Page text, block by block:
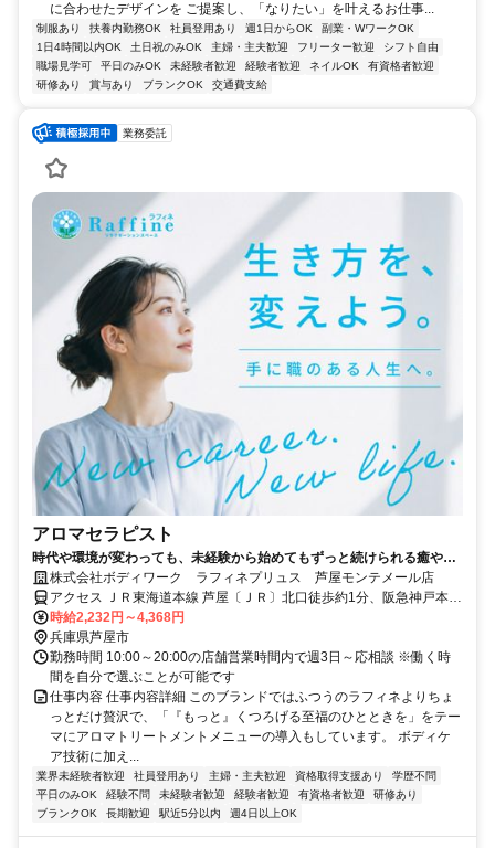
に合わせたデザインを ご提案し、「なりたい」を叶えるお仕事...
制服あり 扶養内勤務OK 社員登用あり 週1日からOK
副業・WワークOK
1日4時間以内OK
土日祝のみOK 主婦・主夫歓迎 フリーター歓迎
シフト自由
職場見学可
平日のみOK 未経験者歓迎 経験者歓迎 ネイルOK
有資格者歓迎
研修あり
賞与あり ブランクOK 交通費支給
業務委託
アロマセラピスト
時代や環境が変わっても、未経験から始めてもずっと続けられる癒やし
の仕事。手に職を身につけて、生き方を変えよう。
株式会社ボディワーク ラフィネプリュス 芦屋モンテメール店
アクセス ＪＲ東海道本線 芦屋〔ＪＲ〕北口徒歩約1分、阪急神戸本線
芦屋川南出口徒歩約11分、阪神本線/阪神なんば線 打出徒歩約15分 最
寄駅：芦屋駅
時給2,232円～4,368円
兵庫県芦屋市
勤務時間 10:00～20:00の店舗営業時間内で週3日～応相談 ※働く時
間を自分で選ぶことが可能です
仕事内容 仕事内容詳細 このブランドではふつうのラフィネよりちょ
っとだけ贅沢で、「『もっと』くつろげる至福のひとときを」をテー
マにアロマトリートメントメニューの導入もしています。 ボディケ
ア技術に加え...
業界未経験者歓迎 社員登用あり 主婦・主夫歓迎 資格取得支援あり
学歴不問
平日のみOK
経験不問 未経験者歓迎 経験者歓迎 有資格者歓迎
研修あり
ブランクOK
長期歓迎 駅近5分以内 週4日以上OK